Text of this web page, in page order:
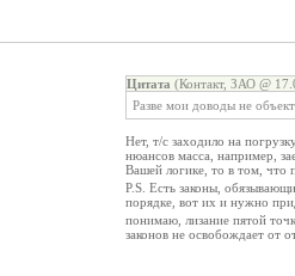
Цитата (Контакт, ЗАО @
Разве мои доводы не
Нет, т/с заходило на
нюансов масса, например,
Вашей логике, то в том, что
P.S. Есть законы,
порядке, вот их и нужно
понимаю, лизание пятой
законов не освобождает от